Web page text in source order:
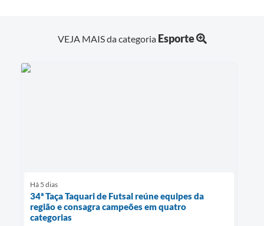
VEJA MAIS da categoria Esporte
Há 5 dias
34ª Taça Taquari de Futsal reúne equipes da
região e consagra campeões em quatro
categorias